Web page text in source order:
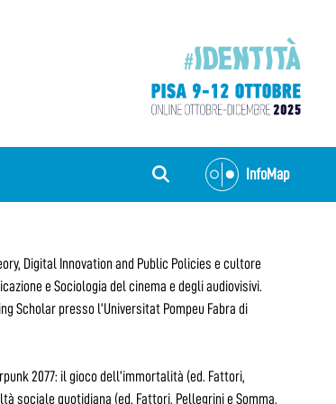
InfoMap
Digital Innovation and Public Policies e cultore
e Sociologia del cinema e degli audiovisivi.
Scholar presso l’Universitat Pompeu Fabra di
2077: il gioco dell’immortalità (ed. Fattori,
sociale quotidiana (ed. Fattori, Pellegrini e Somma,